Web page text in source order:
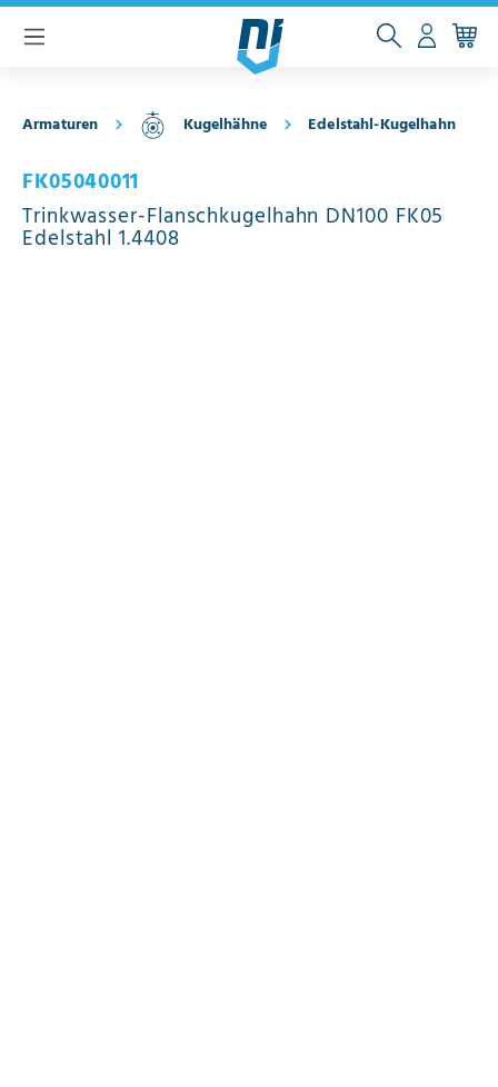
springen
Armaturen Kugelhähne Edelstahl-Kugelhahn
FK05040011
Trinkwasser-Flanschkugelhahn DN100 FK05
Edelstahl 1.4408